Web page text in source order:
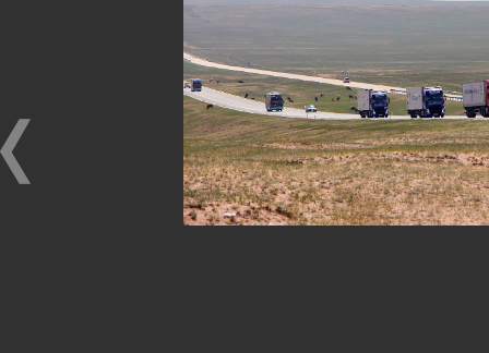
630099, г. Новосибирск, Красный проспект, 34
Общественная приемная
Фоторепортажи
›